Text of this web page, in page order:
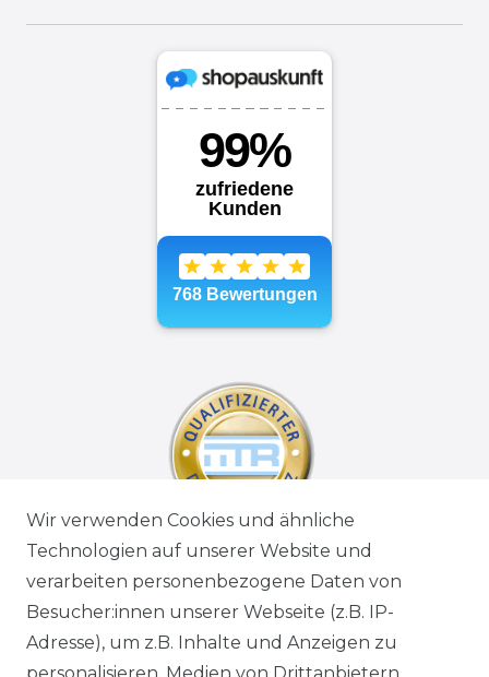
Wir verwenden Cookies und ähnliche
Technologien auf unserer Website und
verarbeiten personenbezogene Daten von
Besucher:innen unserer Webseite (z.B. IP-
Adresse), um z.B. Inhalte und Anzeigen zu